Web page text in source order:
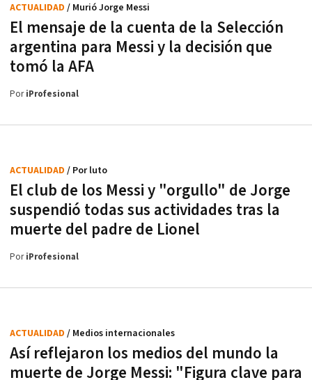
El mensaje de la cuenta de la Selección
argentina para Messi y la decisión que
tomó la AFA
ACTUALIDAD / Murió Jorge Messi
PoriProfesional
El club de los Messi y "orgullo" de Jorge
suspendió todas sus actividades tras la
muerte del padre de Lionel
ACTUALIDAD / Por luto
PoriProfesional
Así reflejaron los medios del mundo la
muerte de Jorge Messi: "Figura clave para
ACTUALIDAD / Medios internacionales